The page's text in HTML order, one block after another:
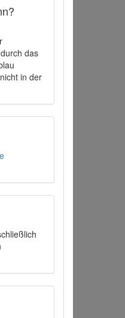
das
in der